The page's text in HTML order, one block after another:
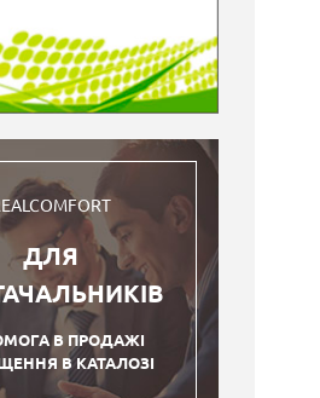
ДЛЯ
В ПРОДАЖІ
В КАТАЛОЗІ